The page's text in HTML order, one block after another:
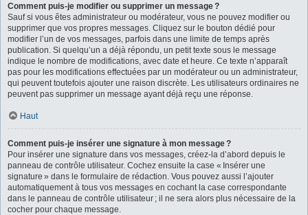
Comment puis-je modifier ou supprimer un message ?
Sauf si vous êtes administrateur ou modérateur, vous ne pouvez modifier ou
supprimer que vos propres messages. Cliquez sur le bouton dédié pour
modifier l’un de vos messages, parfois dans une limite de temps après
publication. Si quelqu’un a déjà répondu, un petit texte sous le message
indique le nombre de modifications, avec date et heure. Ce texte n’apparaît
pas pour les modifications effectuées par un modérateur ou un administrateur,
qui peuvent toutefois ajouter une raison discrète. Les utilisateurs ordinaires ne
peuvent pas supprimer un message ayant déjà reçu une réponse.
Haut
Comment puis-je insérer une signature à mon message ?
Pour insérer une signature dans vos messages, créez-la d’abord depuis le
panneau de contrôle utilisateur. Cochez ensuite la case « Insérer une
signature » dans le formulaire de rédaction. Vous pouvez aussi l’ajouter
automatiquement à tous vos messages en cochant la case correspondante
dans le panneau de contrôle utilisateur ; il ne sera alors plus nécessaire de la
cocher pour chaque message.